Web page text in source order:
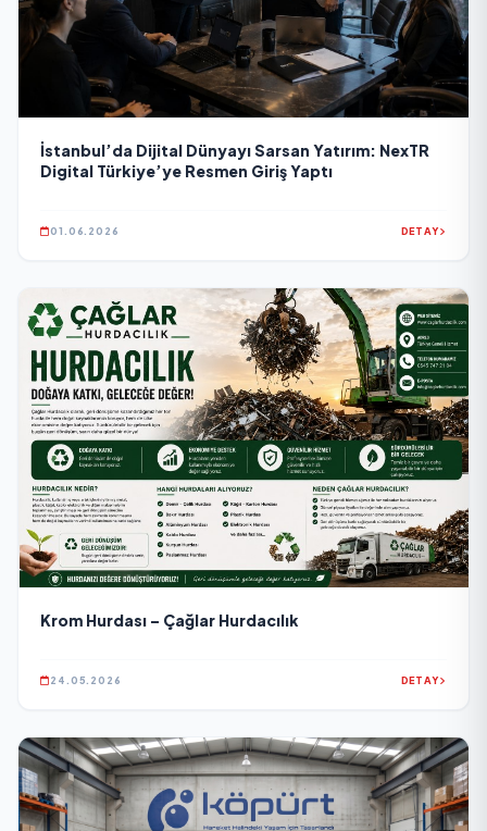
İstanbul’da Dijital Dünyayı Sarsan Yatırım: NexTR
Digital Türkiye’ye Resmen Giriş Yaptı
01.06.2026 DETAY
Krom Hurdası – Çağlar Hurdacılık
24.05.2026 DETAY